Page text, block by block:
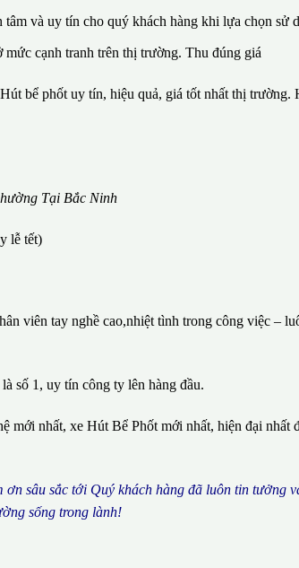
tâm và uy tín cho quý khách hàng khi lựa chọn sử
cạnh tranh trên thị trường. Thu đúng giá
bể phốt uy tín, hiệu quả, giá tốt nhất thị
Tại Bắc Ninh
lễ tết)
viên tay nghề cao,nhiệt tình trong công việc –
số 1, uy tín công ty lên hàng đầu.
mới nhất, xe Hút Bể Phốt mới nhất, hiện đại nhất
ơn sâu sắc tới Quý khách hàng đã luôn tin tưởng v
ng sống trong lành!